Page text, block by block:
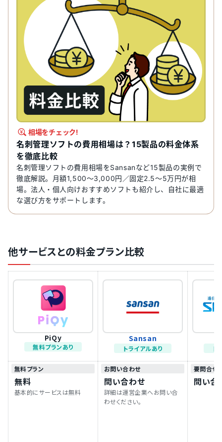
相場をチェック!
名刺管理ソフトの費用相場は？15製品の料金体系
を徹底比較
名刺管理ソフトの費用相場をSansanなど15製品の実例で
徹底解説。月額1,500〜3,000円／固定2.5〜5万円が相
場。法人・個人向けおすすめソフトも紹介し、自社に最適
な選び方をサポートします。
他サービスとの料金プラン比較
PiQy
無料プランあり
Sansan
トライアルあり ト
無料プラン
無料
基本的にサービスは無料
お問い合わせ
問い合わせ
詳細は運営企業へお問い合
わせください。
要問合せ
問い合